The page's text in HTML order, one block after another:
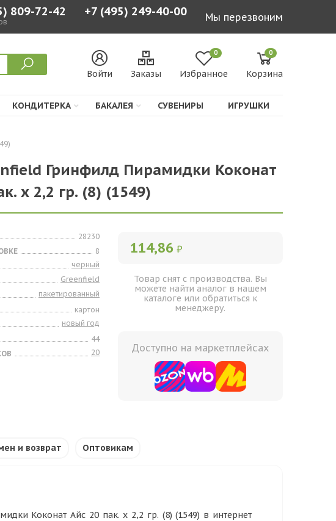
809-72-42 +7 (495) 249-40-00 Мы перезвоним
Войти Заказы
0
Избранное
0
Корзина
КОНДИТЕРКА БАКАЛЕЯ СУВЕНИРЫ ИГРУШКИ
Гринфилд Пирамидки Коконат
х 2,2 гр. (8) (1549)
28230
8
черный
Greenfield
пакетированный
картон
новый год
44
20
114,86 ₽
Товар снят с производства. Вы
можете найти аналог в нашем
каталоге или обратиться к
менеджеру.
Доступно на маркетплейсах
и возврат Оптовикам
Коконат Айс 20 пак. х 2,2 гр. (8) (1549) в интернет